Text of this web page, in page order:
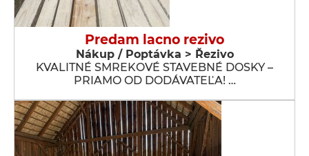
Predam lacno rezivo
Nákup / Poptávka > Řezivo
KVALITNÉ SMREKOVÉ STAVEBNÉ DOSKY –
PRIAMO OD DODÁVATEĽA! …